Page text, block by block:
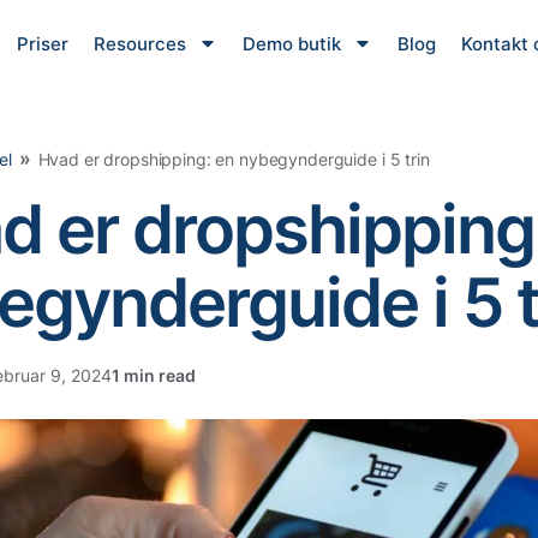
Priser Resources Demo butik Blog Kontakt
» Hvad er dropshipping: en nybegynderguide i 5 trin
er
i 5
9, 2024